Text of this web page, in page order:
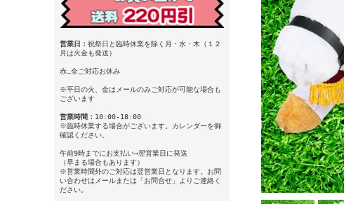
営業日： 祝祭日と臨時休業を除く月・水・木（１２
月は火金も発送）
赤…全ご対応お休み
※平日の火、金はメールのみご対応が可能な場合も
ございます
営業時間： 10:00-18:00
※臨時休業する場合がございます。カレンダーを御
確認ください。
午前9時までにお支払い→翌営業日に発送
（早まる場合もあります）
※営業時間外のご対応は翌営業日となります。お問
い合わせはメールまたは「お問合せ」よりご連絡く
ださい。